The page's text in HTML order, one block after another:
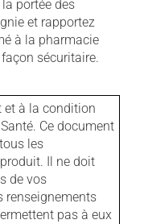
portée des
et rapportez
à la pharmacie
sécuritaire.
et à la condition
Ce document
les
Il ne doit
de vos
renseignements
pas à eux